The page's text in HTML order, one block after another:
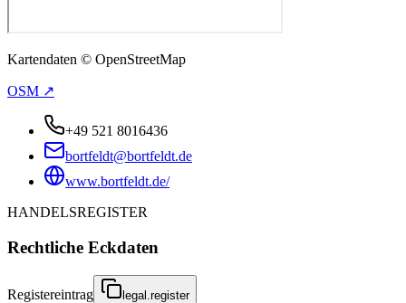
Kartendaten © OpenStreetMap
OSM ↗
+49 521 8016436
bortfeldt@bortfeldt.de
www.bortfeldt.de/
HANDELSREGISTER
Rechtliche Eckdaten
Registereintrag legal.register